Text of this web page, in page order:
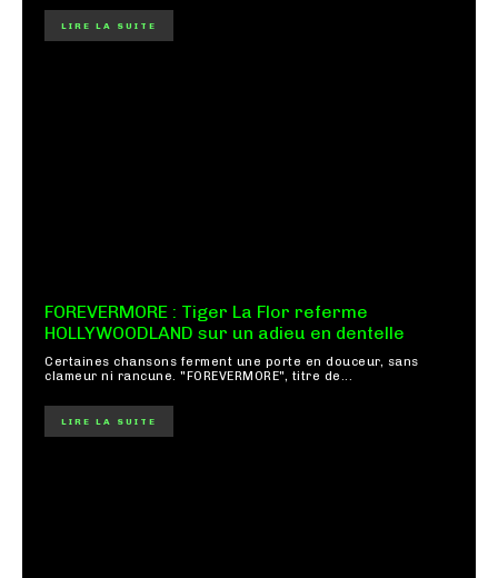
LIRE LA SUITE
FOREVERMORE : Tiger La Flor referme
HOLLYWOODLAND sur un adieu en dentelle
Certaines chansons ferment une porte en douceur, sans
clameur ni rancune. "FOREVERMORE", titre de...
LIRE LA SUITE